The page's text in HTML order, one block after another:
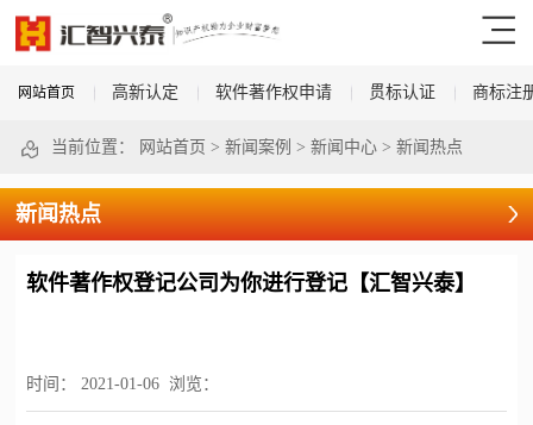
网站首页 高新认定 软件著作权申请 贯标认证 商标注
当前位置： 网站首页 > 新闻案例 > 新闻中心> 新闻热点
新闻热点
软件著作权登记公司为你进行登记【汇智兴泰】
时间： 2021-01-06 浏览：